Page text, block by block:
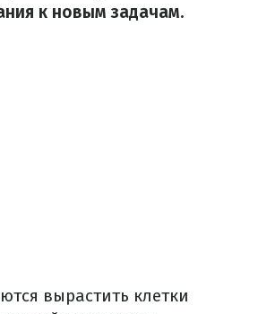
к новым задачам.
вырастить клетки